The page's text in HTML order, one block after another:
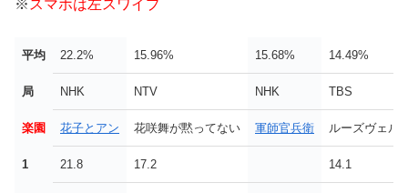
※ スマホは左スワイプ
平均
局
楽園
1
22.2%
NHK
花子とアン
21.8
15.96%
NTV
花咲舞が黙ってない
17.2
15.68%
NHK
軍師官兵衛
14.49%
TBS
ルーズヴェル
14.1